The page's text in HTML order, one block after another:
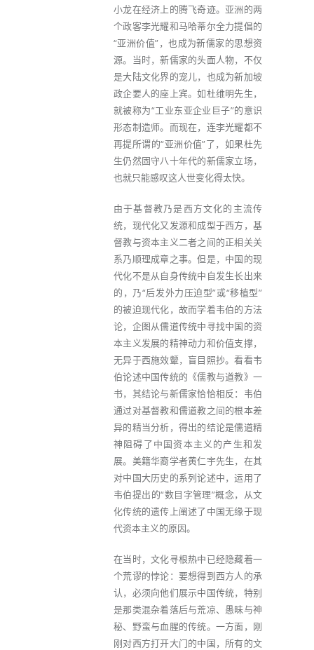
小龙在经济上的腾飞奇迹。亚洲的两
个政客李光耀和马哈蒂尔全力提倡的
“亚洲价值”，也成为新儒家的思想资
源。当时，新儒家的头面人物，不仅
是大陆文化界的宠儿，也成为新加坡
政企要人的座上宾。如杜维明先生，
就被称为“工业东亚企业巨子”的意识
形态制造师。而现在，连李光耀都不
再提所谓的“亚洲价值”了，如果杜先
生仍然固守八十年代的新儒家立场，
也就只能感叹这人世变化得太快。
由于基督教乃是西方文化的主流传
统，现代化又发源和成型于西方，基
督教与资本主义二者之间的正相关关
系乃顺理成章之事。但是，中国的现
代化不是从自身传统中自发生长出来
的，乃“后发外力压迫型”或“移植型”
的被迫现代化，故而学着韦伯的方法
论，企图从儒道传统中寻找中国的资
本主义发展的精神动力和价值支撑，
无异于西施效颦，盲目照抄。看看韦
伯论述中国传统的《儒教与道教》一
书，其结论与新儒家恰恰相反：韦伯
通过对基督教和儒道教之间的根本差
异的精当分析，得出的结论是儒道精
神阻碍了中国资本主义的产生和发
展。美籍华裔学者黄仁宇先生，在其
对中国大历史的系列论述中，运用了
韦伯提出的“数目字管理”概念，从文
化传统的遗传上阐述了中国无缘于现
代资本主义的原因。
在当时，文化寻根热中已经隐藏着一
个荒谬的悖论：要想得到西方人的承
认，必须向他们展示中国传统，特别
是那类混杂着落后与荒凉、愚昧与神
秘、野蛮与血腥的传统。一方面，刚
刚对西方打开大门的中国，所有的文